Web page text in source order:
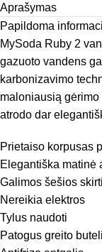
Aprašymas
Papildoma
MySoda Ruby 2
gazuoto vandens
karbonizavimo
maloniausią
atrodo dar
Prietaiso korpusas
Elegantiška matinė
Galimos šešios
Nereikia elektros
Tylus naudoti
Patogus greito